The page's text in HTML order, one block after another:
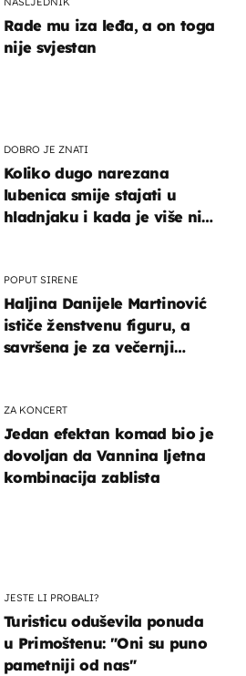
JESTE LI PROBALI?
Turisticu oduševila ponuda
u Primoštenu: "Oni su puno
pametniji od nas"
Rade mu iza leđa, a on toga
nije svjestan
DOBRO JE ZNATI
Koliko dugo narezana
lubenica smije stajati u
hladnjaku i kada je više nije
POPUT SIRENE
Haljina Danijele Martinović
ističe ženstvenu figuru, a
savršena je za večernji
ZA KONCERT
Jedan efektan komad bio je
dovoljan da Vannina ljetna
kombinacija zablista